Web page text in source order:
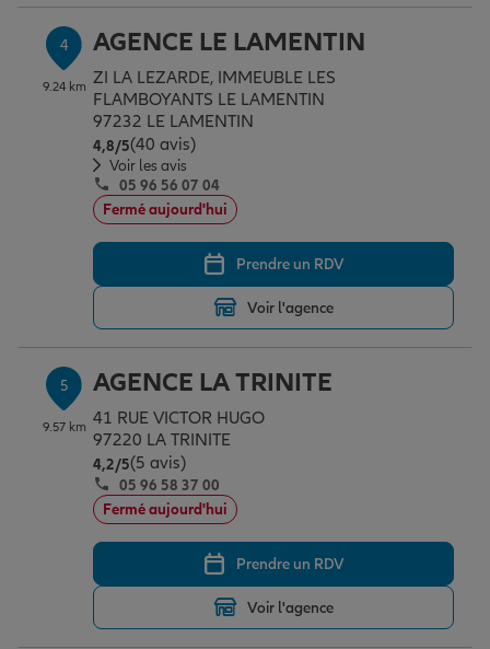
4
9.24 km
AGENCE LE LAMENTIN
ZI LA LEZARDE, IMMEUBLE LES
FLAMBOYANTS LE LAMENTIN
97232 LE LAMENTIN
4,8/5Note de 4.8 sur 5
(40 avis)
Voir les avis
05 96 56 07 04
Fermé aujourd'hui
Prendre un RDV
Voir l'agence
5
9.57 km
AGENCE LA TRINITE
41 RUE VICTOR HUGO
97220 LA TRINITE
4,2/5Note de 4.2 sur 5
(5 avis)
05 96 58 37 00
Fermé aujourd'hui
Prendre un RDV
Voir l'agence